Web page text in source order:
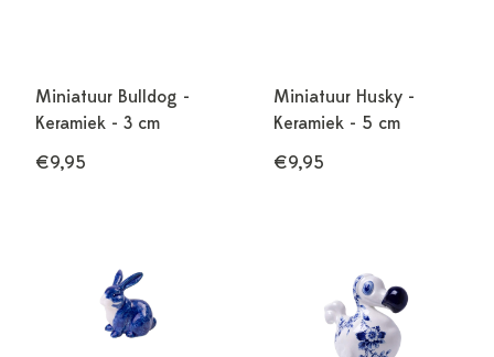
Miniatuur Bulldog -
Keramiek - 3 cm
€9,95
Miniatuur Husky -
Keramiek - 5 cm
€9,95